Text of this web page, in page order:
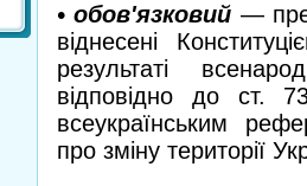
• обов'язковий —
віднесені
результаті
відповідно до ст.
всеукраїнським
про зміну території